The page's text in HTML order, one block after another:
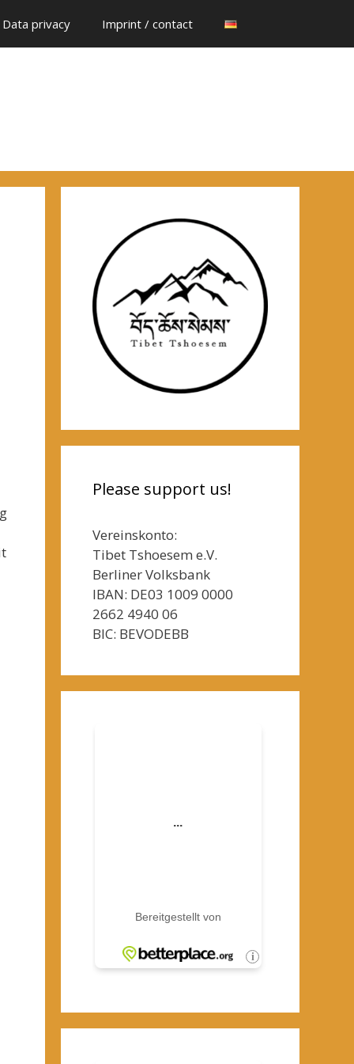
Data privacy Imprint / contact
Please support us!
Vereinskonto:
Tibet Tshoesem e.V.
Berliner Volksbank
IBAN: DE03 1009 0000
2662 4940 06
BIC: BEVODEBB